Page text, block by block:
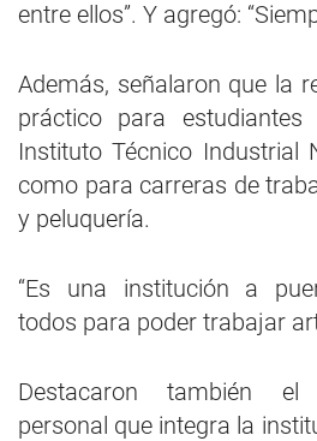
entre ellos”. Y agregó:
Además, señalaron que la
práctico para estudiantes
Instituto Técnico Industrial
como para carreras de
y peluquería.
“Es una institución a
todos para poder trabajar
Destacaron también el
personal que integra la